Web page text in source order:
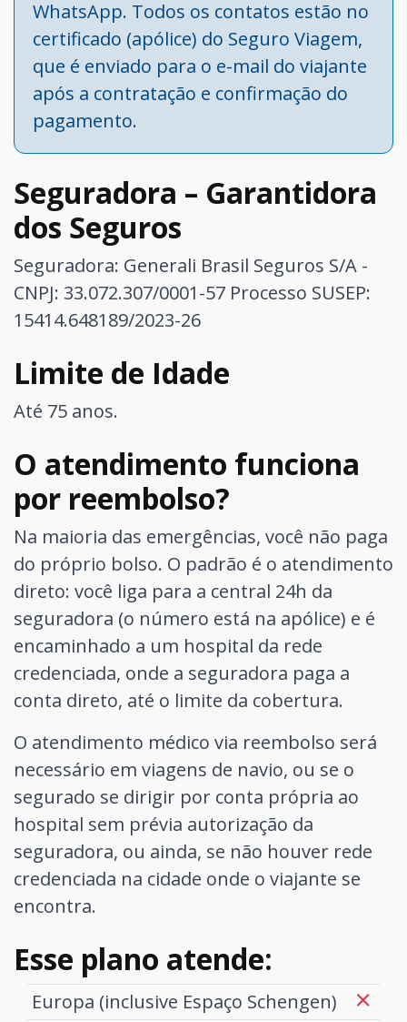
WhatsApp. Todos os contatos estão no
certificado (apólice) do Seguro Viagem,
que é enviado para o e-mail do viajante
após a contratação e confirmação do
pagamento.
Seguradora – Garantidora
dos Seguros
Seguradora: Generali Brasil Seguros S/A -
CNPJ: 33.072.307/0001-57 Processo SUSEP:
15414.648189/2023-26
Limite de Idade
Até 75 anos.
O atendimento funciona
por reembolso?
Na maioria das emergências, você não paga
do próprio bolso. O padrão é o atendimento
direto: você liga para a central 24h da
seguradora (o número está na apólice) e é
encaminhado a um hospital da rede
credenciada, onde a seguradora paga a
conta direto, até o limite da cobertura.
O atendimento médico via reembolso será
necessário em viagens de navio, ou se o
segurado se dirigir por conta própria ao
hospital sem prévia autorização da
seguradora, ou ainda, se não houver rede
credenciada na cidade onde o viajante se
encontra.
Esse plano atende:
Europa (inclusive Espaço Schengen)